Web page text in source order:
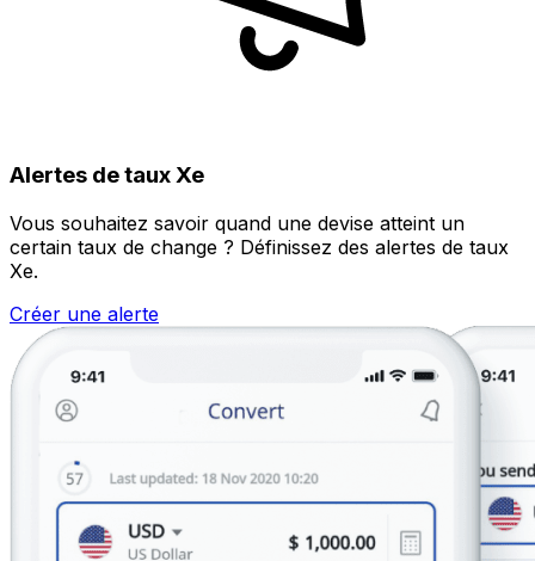
Alertes de taux Xe
Vous souhaitez savoir quand une devise atteint un
certain taux de change ? Définissez des alertes de taux
Xe.
Créer une alerte